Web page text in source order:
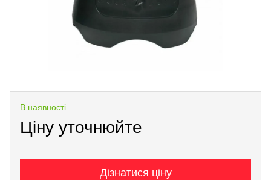
В наявності
Ціну уточнюйте
Дізнатися ціну